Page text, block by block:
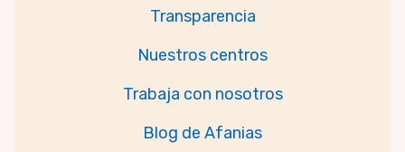
Transparencia
Nuestros centros
Trabaja con nosotros
Blog de Afanias